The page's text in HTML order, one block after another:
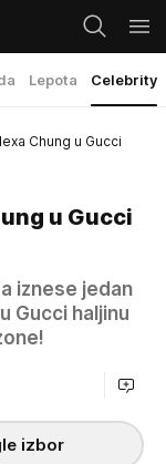
Lepota Celebrity
Chung u Gucci
u Gucci
iznese jedan
Gucci haljinu
izbor